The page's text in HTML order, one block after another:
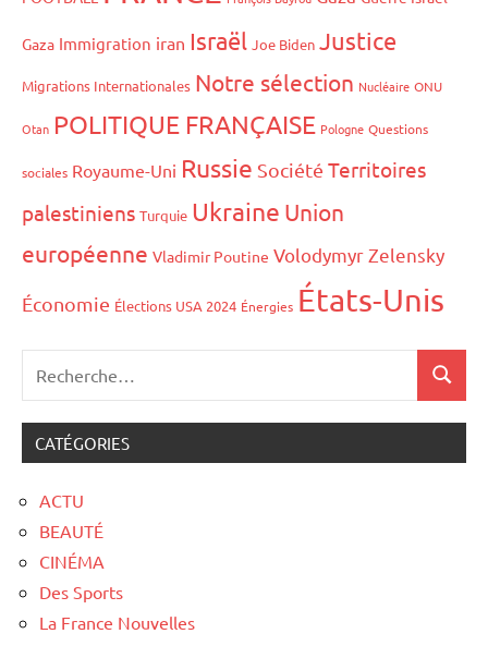
Gaza Immigration iran Israël Joe Biden Justice
Migrations Internationales Notre sélection Nucléaire ONU
Otan POLITIQUE FRANÇAISE Pologne Questions
sociales Royaume-Uni Russie Société Territoires
palestiniens Turquie Ukraine Union
européenne Vladimir Poutine Volodymyr Zelensky
Économie Élections USA 2024 Énergies États-Unis
CATÉGORIES
ACTU
BEAUTÉ
CINÉMA
Des Sports
La France Nouvelles